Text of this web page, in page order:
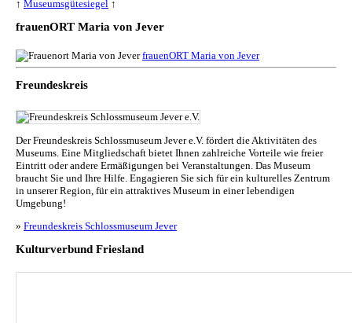
↑ Museumsgütesiegel ↑
frauenORT Maria von Jever
frauenORT Maria von Jever
Freundeskreis
Der Freundeskreis Schlossmuseum Jever e.V. fördert die Aktivitäten des
Museums. Eine Mitgliedschaft bietet Ihnen zahlreiche Vorteile wie freier
Eintritt oder andere Ermäßigungen bei Veranstaltungen. Das Museum
braucht Sie und Ihre Hilfe. Engagieren Sie sich für ein kulturelles Zentrum
in unserer Region, für ein attraktives Museum in einer lebendigen
Umgebung!
» Freundeskreis Schlossmuseum Jever
Kulturverbund Friesland